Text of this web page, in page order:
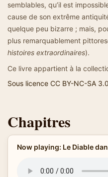
semblables, qu’il est
cause de son extrême
quelque peu bizarre ; mais,
plus remarquablement
histoires extraordinaires).
Ce livre appartient à la
Sous licence CC BY-NC-SA 3.0
Chapitres
Now playing: Le Diable